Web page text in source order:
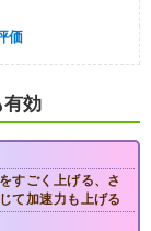
価
有効
すごく上げる、さ
て加速力も上げる